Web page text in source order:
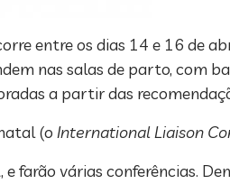
entre os dias 14 e 16 de
nas salas de parto, com
a partir das
(o International Liaison
farão várias conferências.